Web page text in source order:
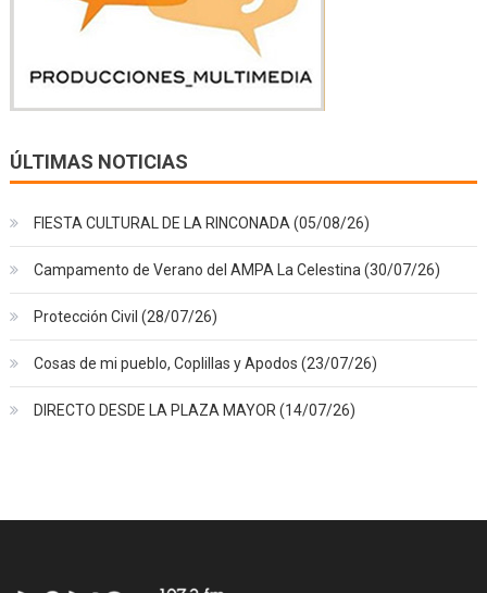
ÚLTIMAS NOTICIAS
FIESTA CULTURAL DE LA RINCONADA (05/08/26)
Campamento de Verano del AMPA La Celestina (30/07/26)
Protección Civil (28/07/26)
Cosas de mi pueblo, Coplillas y Apodos (23/07/26)
DIRECTO DESDE LA PLAZA MAYOR (14/07/26)